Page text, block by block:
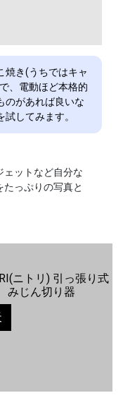
焼き(うちではキャ
、電動ほど本格的
のがあれば良いな
してみます。
ェットなど自分な
たっぷりの写真と
ニトリ) 引っ張り式
みじん切り器